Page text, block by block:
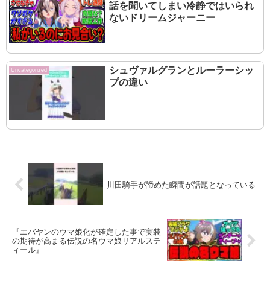
話を聞いてしまい冷静ではいられ
ないドリームジャーニー
Uncategorized
シュヴァルグランとルーラーシッ
プの違い
川田騎手が諦めた瞬間が話題となっている
『エバヤンのウマ娘化が確定した事で実装
の期待が高まる伝説の名ウマ娘リアルステ
ィール』